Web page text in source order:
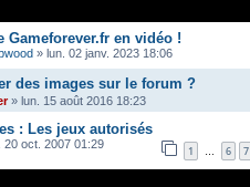
Gameforever.fr en vidéo !
» lun. 02 janv. 2023 18:06
des images sur le forum ?
» lun. 15 août 2016 18:23
: Les jeux autorisés
20 oct. 2007 01:29 1 … 6 7